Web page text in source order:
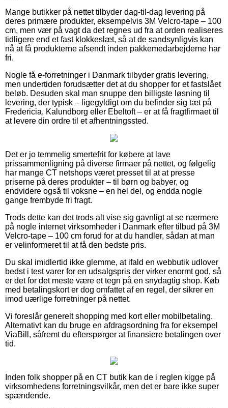
Mange butikker på nettet tilbyder dag-til-dag levering på
deres primære produkter, eksempelvis 3M Velcro-tape – 100
cm, men vær på vagt da det regnes ud fra at orden realiseres
tidligere end et fast klokkeslæt, så at de sandsynligvis kan
nå at få produkterne afsendt inden pakkemedarbejderne har
fri.
Nogle få e-forretninger i Danmark tilbyder gratis levering,
men undertiden forudsætter det at du shopper for et fastslået
beløb. Desuden skal man snuppe den billigste løsning til
levering, der typisk – ligegyldigt om du befinder sig tæt på
Fredericia, Kalundborg eller Ebeltoft – er at få fragtfirmaet til
at levere din ordre til et afhentningssted.
Det er jo temmelig smertefrit for købere at lave
prissammenligning på diverse firmaer på nettet, og følgelig
har mange CT netshops været presset til at at presse
priserne på deres produkter – til børn og babyer, og
endvidere også til voksne – en hel del, og endda nogle
gange frembyde fri fragt.
Trods dette kan det trods alt vise sig gavnligt at se nærmere
på nogle internet virksomheder i Danmark efter tilbud på 3M
Velcro-tape – 100 cm forud for at du handler, sådan at man
er velinformeret til at få den bedste pris.
Du skal imidlertid ikke glemme, at ifald en webbutik udlover
bedst i test varer for en udsalgspris der virker enormt god, så
er det for det meste være et tegn på en snydagtig shop. Køb
med betalingskort er dog omfattet af en regel, der sikrer en
imod uærlige forretninger på nettet.
Vi foreslår generelt shopping med kort eller mobilbetaling.
Alternativt kan du bruge en afdragsordning fra for eksempel
ViaBill, såfremt du efterspørger at finansiere betalingen over
tid.
Inden folk shopper på en CT butik kan de i reglen kigge på
virksomhedens forretningsvilkår, men det er bare ikke super
spændende.